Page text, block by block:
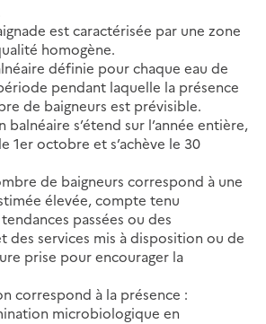
est caractérisée par une zone
homogène.
définie pour chaque eau de
pendant laquelle la présence
de baigneurs est prévisible.
balnéaire s’étend sur l’année entière,
1er octobre et s’achève le 30
de baigneurs correspond à une
élevée, compte tenu
passées ou des
des services mis à disposition ou de
prise pour encourager la
correspond à la présence :
microbiologique en